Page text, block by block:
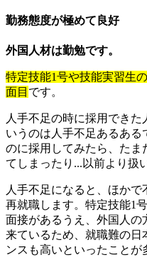
勤務態度が極めて良好
外国人材は勤勉です。
特定技能1号や技能実習生
面目 です。
人手不足の時に採用できた
いうのは人手不足あるある
のに採用してみたら、たま
てしまったり...以前より扱
人手不足になると、ほか
再就職します。特定技能1
面接があるうえ、外国人の
来ているため、就職難の日
ンスも高いといったことが